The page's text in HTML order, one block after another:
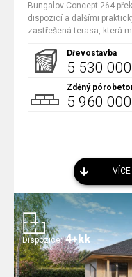
Bungalov Concept 264
dispozicí a dalšími
zastřešená terasa, která
Dřevostavba
5 530 000
Zděný
5 960 000
VÍCE
Dispozice: 4+kk